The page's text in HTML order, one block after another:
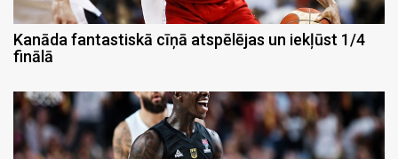
Kanāda fantastiskā cīņā atspēlējas un iekļūst 1/4
finālā